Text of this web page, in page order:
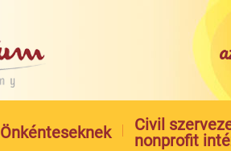
Önkénteseknek
Civil
nonprofit